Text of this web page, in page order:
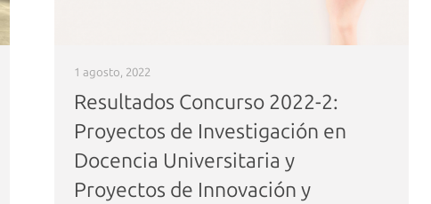
1 agosto, 2022
Resultados Concurso 2022-2:
Proyectos de Investigación en
Docencia Universitaria y
Proyectos de Innovación y